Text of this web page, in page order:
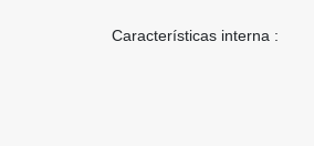
Características interna :